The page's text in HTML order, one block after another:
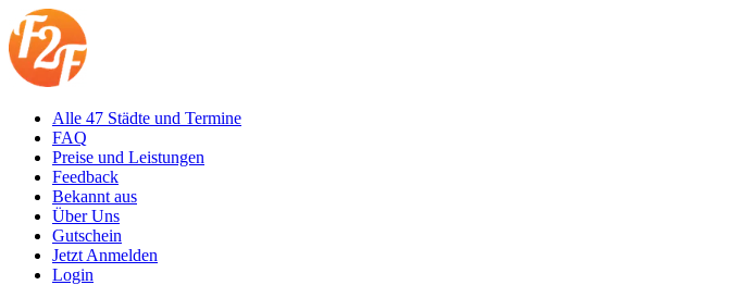
Alle 47 Städte und Termine
FAQ
Preise und Leistungen
Feedback
Bekannt aus
Über Uns
Gutschein
Jetzt Anmelden
Login